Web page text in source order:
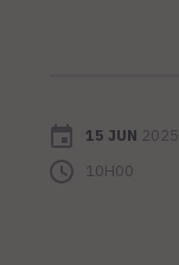
15 JUN 2025
10H00